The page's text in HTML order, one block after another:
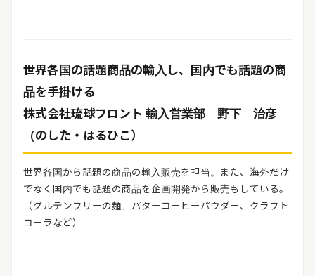
世界各国の話題商品の輸入し、国内でも話題の商
品を手掛ける
株式会社琉球フロント 輸入営業部 野下 治彦
（のした・はるひこ）
世界各国から話題の商品の輸入販売を担当。また、海外だけ
でなく国内でも話題の商品を企画開発から販売もしている。
（グルテンフリーの麺、バターコーヒーパウダー、クラフト
コーラなど）